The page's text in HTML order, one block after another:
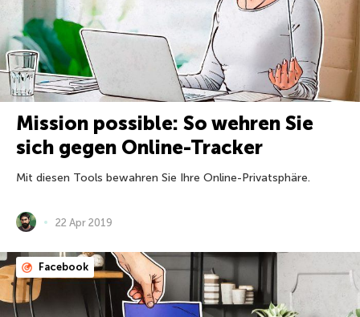
Mission possible: So wehren Sie
sich gegen Online-Tracker
Mit diesen Tools bewahren Sie Ihre Online-Privatsphäre.
22 Apr 2019
Facebook